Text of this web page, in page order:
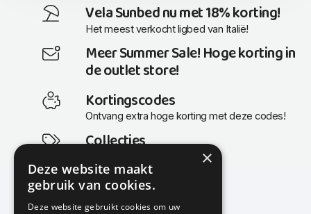
Vela Sunbed nu met 18% korting!
Het meest verkocht ligbed van Italië!
Meer Summer Sale! Hoge korting in
de outlet store!
Kortingscodes
Ontvang extra hoge korting met deze codes!
Collecties
Actuele en populaire collecties
×
Deze website maakt
gebruik van cookies.
Deze website gebruikt cookies om uw